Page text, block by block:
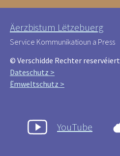
Äerzbistum Lëtzebuerg
Service Kommunikatioun a Press
© Verschidde Rechter reservéiert
Dateschutz >
Ëmweltschutz >
YouTube